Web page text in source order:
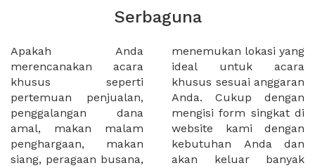
Serbaguna
Apakah Anda
merencanakan acara
khusus seperti
pertemuan penjualan,
penggalangan dana
amal, makan malam
penghargaan, makan
siang, peragaan busana,
menemukan lokasi yang
ideal untuk acara
khusus sesuai anggaran
Anda. Cukup dengan
mengisi form singkat di
website kami dengan
kebutuhan Anda dan
akan keluar banyak